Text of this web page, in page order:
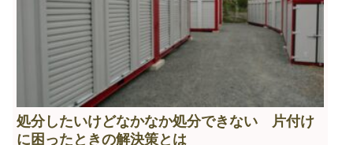
処分したいけどなかなか処分できない 片付け
に困ったときの解決策とは